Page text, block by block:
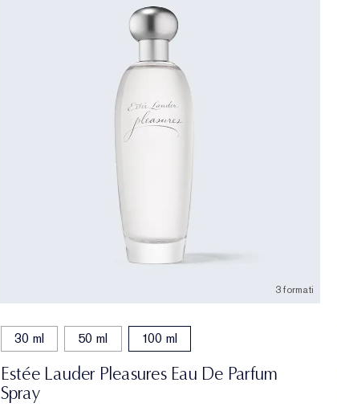
3 formati
30 ml 50 ml 100 ml
Estée Lauder Pleasures Eau De Parfum
Spray